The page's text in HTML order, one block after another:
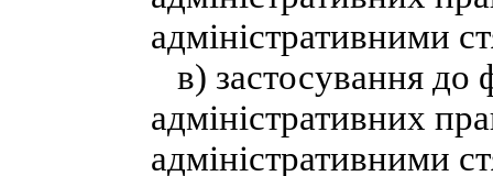
адміністративними
в) застосування до
адміністративних
адміністративними